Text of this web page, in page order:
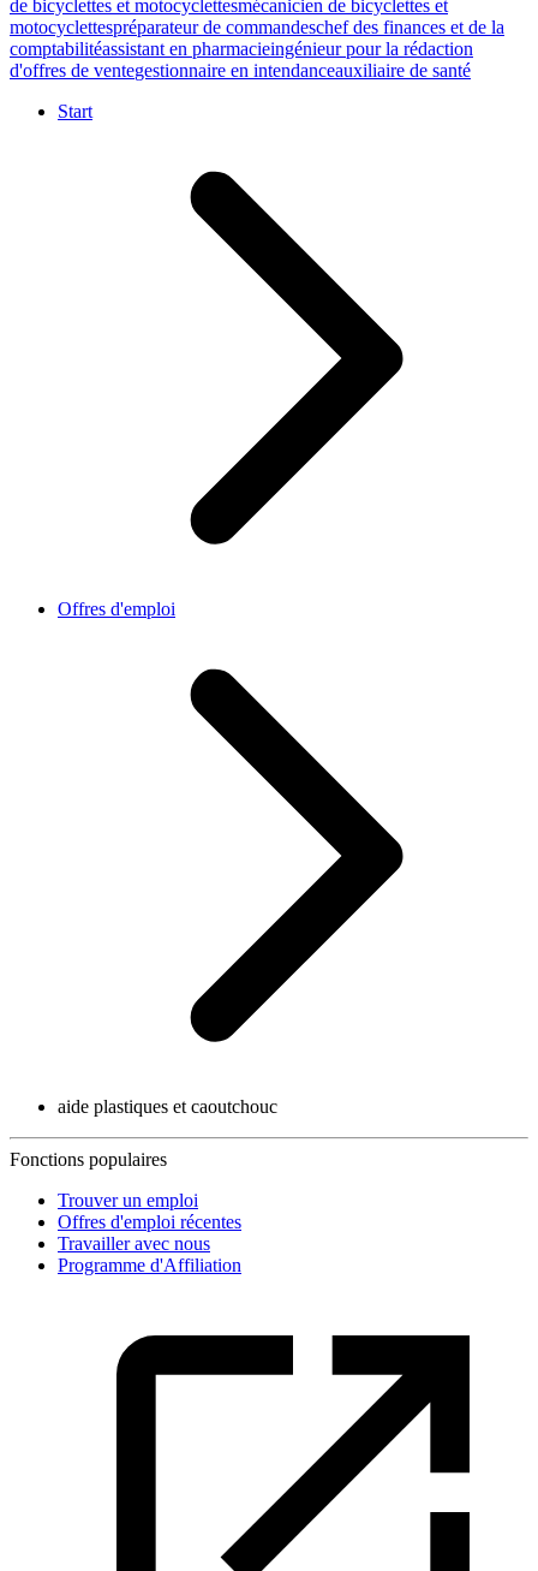
de bicyclettes et motocyclettesmécanicien de bicyclettes et
motocyclettespréparateur de commandeschef des finances et de la
comptabilitéassistant en pharmacieingénieur pour la rédaction
d'offres de ventegestionnaire en intendanceauxiliaire de santé
Start
Offres d'emploi
aide plastiques et caoutchouc
Fonctions populaires
Trouver un emploi
Offres d'emploi récentes
Travailler avec nous
Programme d'Affiliation